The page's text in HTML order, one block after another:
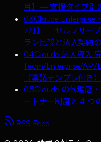
月】— 支援タイプ別
03Claude Enterprise
7月】— セルフサー
ラン比較と法人契約
04Claude 法人導入
Team/Enterprise/
（稟議テンプレ付き）
05Claude の代理店
ートナー制度と 4 つ
RSS Feed